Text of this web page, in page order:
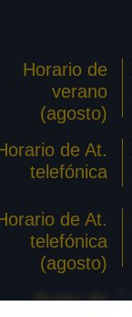
Horario de
verano
(agosto)
de At.
telefónica
de At.
telefónica
(agosto)
Punto de